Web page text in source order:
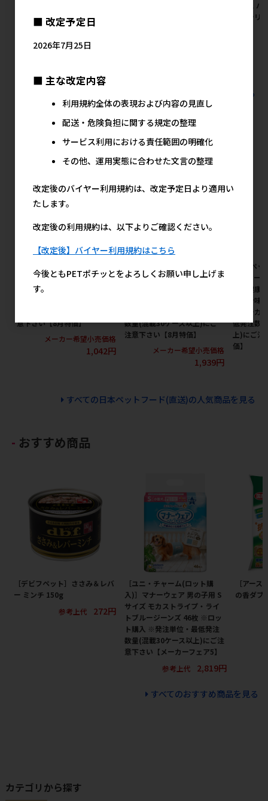
オーシャンセレクト 144g【8
月特価】
メーカー希望小売価格
キッス
クトシリ
すべての猫用スナック その他 その他の人気商品を見る
日本ペットフード(直送)の人気商品
ボ キャット 下部尿路の健康維
持 600g(120g×5袋) ※メーカ
意下さい【8月特価】
メーカー希望小売価格
1,042円
ーティープロ キャット 下部尿
数量(混載30ケース以上)にご
注意下さい【8月特価】
メーカー希望小売価格
1,939円
[日本ペ
ーティー
路の健康
チキン
※メーカ
低発注数
上)にご注
価】
すべての日本ペットフード(直送)の人気商品を見る
おすすめ商品
［デビフペット］ささみ＆レバ
ー ミンチ 150g
参考上代
272円
［ユニ・チャーム(ロット購
入)］マナーウェア 男の子用 S
サイズ モカストライプ・ライ
トブルージーンズ 46枚 ※ロッ
ト購入 ※発注単位・最低発注
数量(混載30ケース以上)にご注
意下さい【メーカーフェア5】
参考上代
2,819円
［アー
の香ダブ
すべてのおすすめ商品を見る
カテゴリから探す
■ 改定予定日
2026年7月25日
■ 主な改定内容
利用規約全体の表現および内容の見直し
配送・危険負担に関する規定の整理
サービス利用における責任範囲の明確化
その他、運用実態に合わせた文言の整理
改定後のバイヤー利用規約は、改定予定日より適用い
たします。
改定後の利用規約は、以下よりご確認ください。
【改定後】バイヤー利用規約はこちら
今後ともPETポチッとをよろしくお願い申し上げま
す。